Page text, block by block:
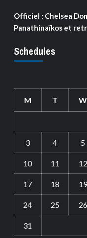
Officiel : Chelsea
Panathinaïkos et
Schedules
M T W
3 4 5
10 11 12
17 18 19
24 25 26
31